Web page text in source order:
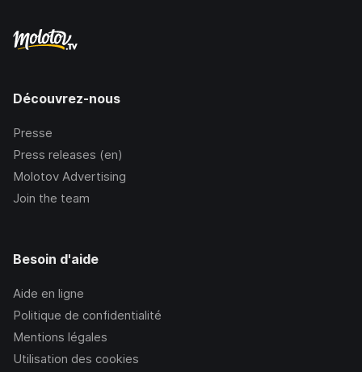
Découvrez-nous
Presse
Press releases (en)
Molotov Advertising
Join the team
Besoin d'aide
Aide en ligne
Politique de confidentialité
Mentions légales
Utilisation des cookies